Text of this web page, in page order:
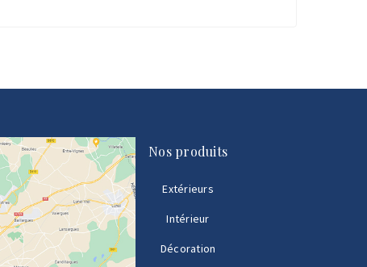
Nos produits
Extérieurs
Intérieur
Décoration